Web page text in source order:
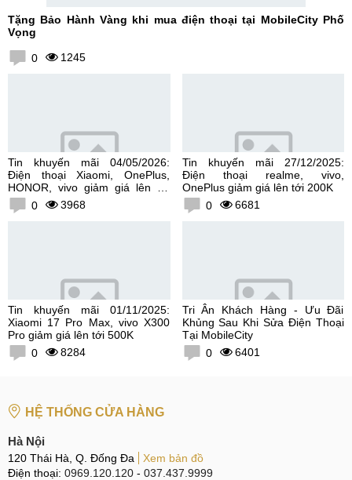
Tặng Bảo Hành Vàng khi mua điện thoại tại MobileCity Phố
Vọng
0 1245
Tin khuyến mãi 04/05/2026:
Điện thoại Xiaomi, OnePlus,
HONOR, vivo giảm giá lên tới
300K0 3968
Tin khuyến mãi 27/12/2025:
Điện thoại realme, vivo,
OnePlus giảm giá lên tới 200K
0
6681
Tin khuyến mãi 01/11/2025:
Xiaomi 17 Pro Max, vivo X300
Pro giảm giá lên tới 500K
0
8284
Tri Ân Khách Hàng - Ưu Đãi
Khủng Sau Khi Sửa Điện Thoại
Tại MobileCity
0
6401
HỆ THỐNG CỬA HÀNG
Hà Nội
120 Thái Hà, Q. Đống Đa
Xem bản đồ
Điện thoại: 0969.120.120 - 037.437.9999